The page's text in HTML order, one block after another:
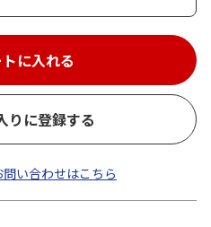
に入れる
りに登録する
い合わせはこちら